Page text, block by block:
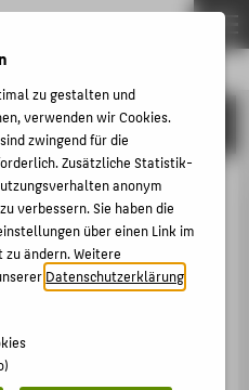
Hornscheidt
30 5019-3619
(EN)
zu gestalten und
verwenden wir Cookies.
zwingend für die
Zusätzliche Statistik-
anonym
verbessern. Sie haben die
über einen Link im
ändern. Weitere
Datenschutzerklärung